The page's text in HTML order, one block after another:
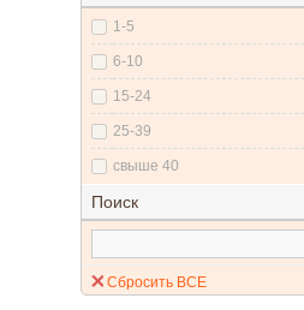
1-5
6-10
15-24
25-39
свыше 40
Поиск
Сбросить ВСЕ